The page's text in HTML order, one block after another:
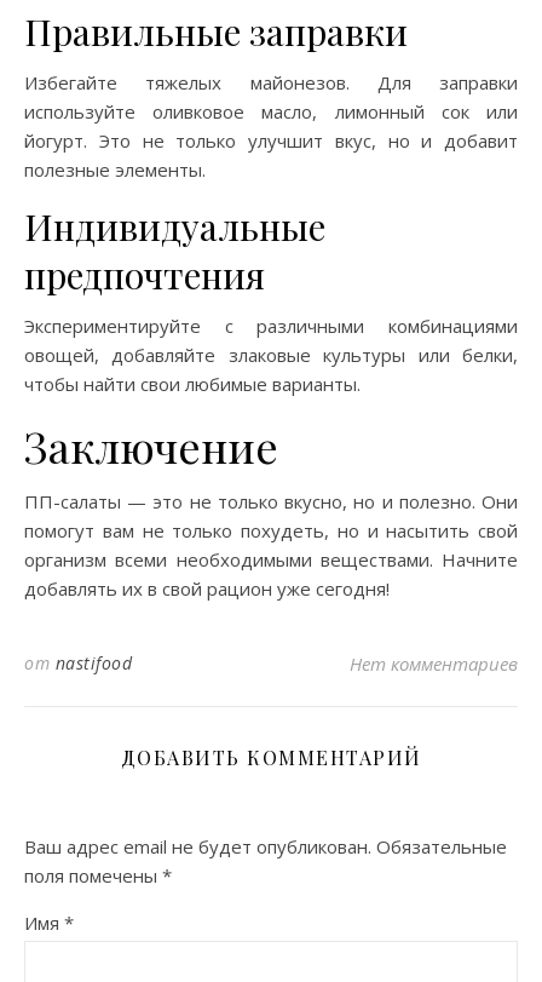
Правильные заправки
Избегайте тяжелых майонезов. Для заправки
используйте оливковое масло, лимонный сок или
йогурт. Это не только улучшит вкус, но и добавит
полезные элементы.
Индивидуальные
предпочтения
Экспериментируйте с различными комбинациями
овощей, добавляйте злаковые культуры или белки,
чтобы найти свои любимые варианты.
Заключение
ПП-салаты — это не только вкусно, но и полезно. Они
помогут вам не только похудеть, но и насытить свой
организм всеми необходимыми веществами. Начните
добавлять их в свой рацион уже сегодня!
от nastifood Нет комментариев
ДОБАВИТЬ КОММЕНТАРИЙ
Ваш адрес email не будет опубликован. Обязательные
поля помечены *
Имя *